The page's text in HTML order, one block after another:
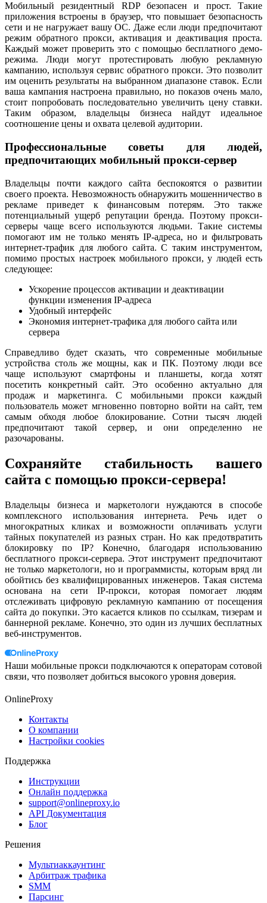
Мобильный резидентный RDP безопасен и прост. Такие
приложения встроены в браузер, что повышает безопасность
сети и не нагружает вашу ОС. Даже если люди предпочитают
режим обратного прокси, активация и деактивация проста.
Каждый может проверить это с помощью бесплатного демо-
режима. Люди могут протестировать любую рекламную
кампанию, используя сервис обратного прокси. Это позволит
им оценить результаты на выбранном диапазоне ставок. Если
ваша кампания настроена правильно, но показов очень мало,
стоит попробовать последовательно увеличить цену ставки.
Таким образом, владельцы бизнеса найдут идеальное
соотношение цены и охвата целевой аудитории.
Профессиональные советы для людей,
предпочитающих мобильный прокси-сервер
Владельцы почти каждого сайта беспокоятся о развитии
своего проекта. Невозможность обнаружить мошенничество в
рекламе приведет к финансовым потерям. Это также
потенциальный ущерб репутации бренда. Поэтому прокси-
серверы чаще всего используются людьми. Такие системы
помогают им не только менять IP-адреса, но и фильтровать
интернет-трафик для любого сайта. С таким инструментом,
помимо простых настроек мобильного прокси, у людей есть
следующее:
Ускорение процессов активации и деактивации
функции изменения IP-адреса
Удобный интерфейс
Экономия интернет-трафика для любого сайта или
сервера
Справедливо будет сказать, что современные мобильные
устройства столь же мощны, как и ПК. Поэтому люди все
чаще используют смартфоны и планшеты, когда хотят
посетить конкретный сайт. Это особенно актуально для
продаж и маркетинга. С мобильными прокси каждый
пользователь может мгновенно повторно войти на сайт, тем
самым обходя любое блокирование. Сотни тысяч людей
предпочитают такой сервер, и они определенно не
разочарованы.
Сохраняйте стабильность вашего
сайта с помощью прокси-сервера!
Владельцы бизнеса и маркетологи нуждаются в способе
комплексного использования интернета. Речь идет о
многократных кликах и возможности оплачивать услуги
тайных покупателей из разных стран. Но как предотвратить
блокировку по IP? Конечно, благодаря использованию
бесплатного прокси-сервера. Этот инструмент предпочитают
не только маркетологи, но и программисты, которым вряд ли
обойтись без квалифицированных инженеров. Такая система
основана на сети IP-прокси, которая помогает людям
отслеживать цифровую рекламную кампанию от посещения
сайта до покупки. Это касается кликов по ссылкам, тизерам и
баннерной рекламе. Конечно, это один из лучших бесплатных
веб-инструментов.
Наши мобильные прокси подключаются к операторам сотовой
связи, что позволяет добиться высокого уровня доверия.
OnlineProxy
Контакты
О компании
Настройки cookies
Поддержка
Инструкции
Онлайн поддержка
support@onlineproxy.io
API Документация
Блог
Решения
Мультиаккаунтинг
Арбитраж трафика
SMM
Парсинг